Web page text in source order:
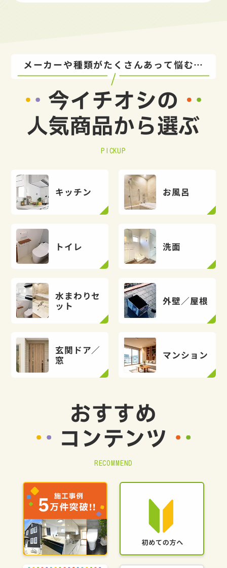
メーカーや種類がたくさんあって悩む…
今イチオシの
人気商品から選ぶ
PICKUP
キッチン お風呂
トイレ 洗面
水まわりセ
ット
外壁／屋根
玄関ドア／
窓
マンション
おすすめ
コンテンツ
RECOMMEND